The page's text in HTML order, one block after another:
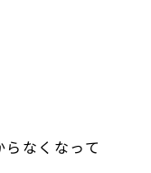
なくなって